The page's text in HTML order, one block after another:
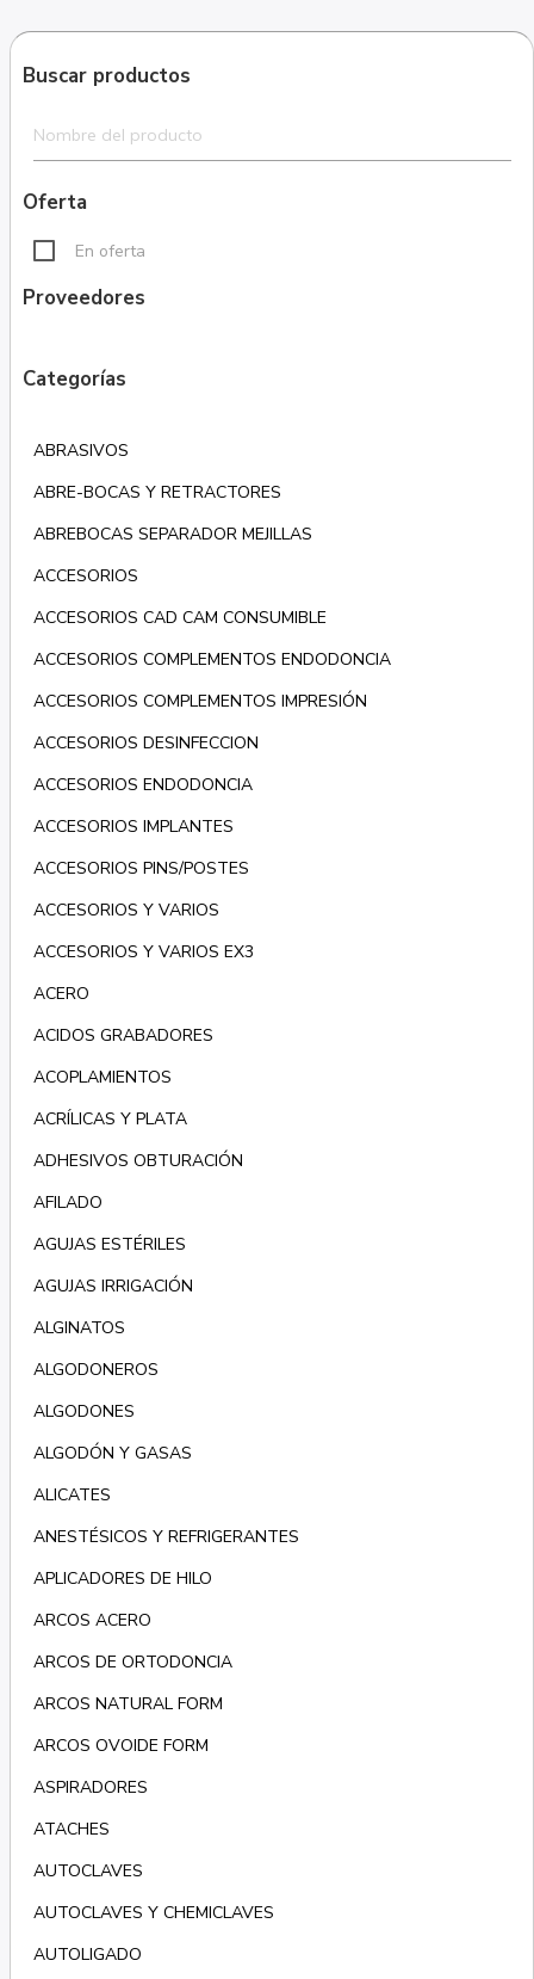
Buscar productos
Oferta
En oferta
Proveedores
Categorías
ABRASIVOS
ABRE-BOCAS Y RETRACTORES
ABREBOCAS SEPARADOR MEJILLAS
ACCESORIOS
ACCESORIOS CAD CAM CONSUMIBLE
ACCESORIOS COMPLEMENTOS ENDODONCIA
ACCESORIOS COMPLEMENTOS IMPRESIÓN
ACCESORIOS DESINFECCION
ACCESORIOS ENDODONCIA
ACCESORIOS IMPLANTES
ACCESORIOS PINS/POSTES
ACCESORIOS Y VARIOS
ACCESORIOS Y VARIOS EX3
ACERO
ACIDOS GRABADORES
ACOPLAMIENTOS
ACRÍLICAS Y PLATA
ADHESIVOS OBTURACIÓN
AFILADO
AGUJAS ESTÉRILES
AGUJAS IRRIGACIÓN
ALGINATOS
ALGODONEROS
ALGODONES
ALGODÓN Y GASAS
ALICATES
ANESTÉSICOS Y REFRIGERANTES
APLICADORES DE HILO
ARCOS ACERO
ARCOS DE ORTODONCIA
ARCOS NATURAL FORM
ARCOS OVOIDE FORM
ASPIRADORES
ATACHES
AUTOCLAVES
AUTOCLAVES Y CHEMICLAVES
AUTOLIGADO